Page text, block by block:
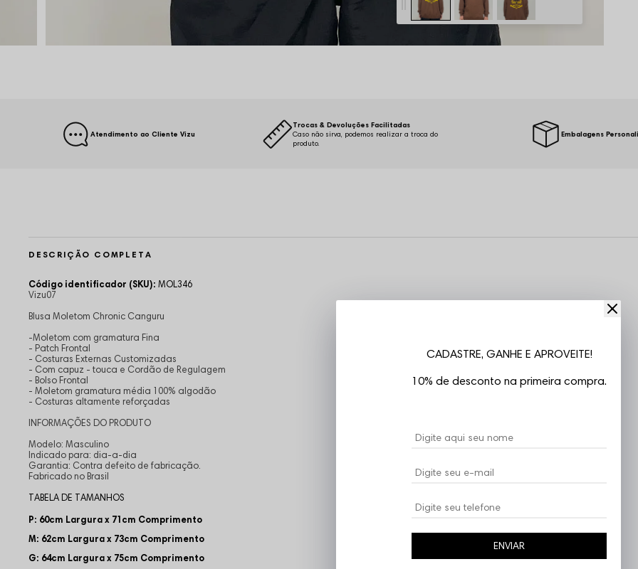
Atendimento ao Cliente Vizu
Trocas & Devoluções Facilitadas
Caso não sirva, podemos realizar a troca do
produto.
Embalagens
DESCRIÇÃO COMPLETA
Código identificador (SKU): MOL346
Vizu07
Blusa Moletom Chronic Canguru
-Moletom com gramatura Fina
- Patch Frontal
- Costuras Externas Customizadas
- Com capuz - touca e Cordão de Regulagem
- Bolso Frontal
- Moletom gramatura média 100% algodão
- Costuras altamente reforçadas
INFORMAÇÕES DO PRODUTO
Modelo: Masculino
Indicado para: dia-a-dia
Garantia: Contra defeito de fabricação.
Fabricado no Brasil
TABELA DE TAMANHOS
P: 60cm Largurax 71cm Comprimento
M: 62cm Largurax 73cm Comprimento
G: 64cm Largurax 75cm Comprimento
CADASTRE, GANHE E APROVEITE!
10% de desconto na primeira compra.
ENVIAR